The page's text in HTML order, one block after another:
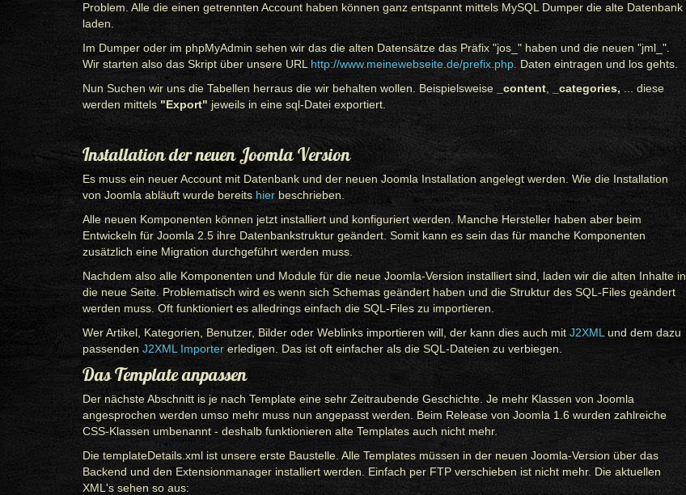
Problem. Alle die einen getrennten Account haben können ganz entspannt mittels MySQL Dumper die alte Datenbank
laden.
Im Dumper oder im phpMyAdmin sehen wir das die alten Datensätze das Präfix "jos_" haben und die neuen "jml_".
Wir starten also das Skript über unsere URL http://www.meinewebseite.de/prefix.php. Daten eintragen und los gehts.
Nun Suchen wir uns die Tabellen herraus die wir behalten wollen. Beispielsweise
_content _categories,
... diese
werden mittels "Export" jeweils in eine sql-Datei exportiert.
Installation der neuen Joomla Version
Es muss ein neuer Account mit Datenbank und der neuen Joomla Installation angelegt werden. Wie die Installation
von Joomla abläuft wurde bereits hier beschrieben.
Alle neuen Komponenten können jetzt installiert und konfiguriert werden. Manche Hersteller haben aber beim
Entwickeln für Joomla 2.5 ihre Datenbankstruktur geändert. Somit kann es sein das für manche Komponenten
zusätzlich eine Migration durchgeführt werden muss.
Nachdem also alle Komponenten und Module für die neue Joomla-Version installiert sind, laden wir die alten Inhalte in
die neue Seite. Problematisch wird es wenn sich Schemas geändert haben und die Struktur des SQL-Files geändert
werden muss. Oft funktioniert es alledrings einfach die SQL-Files zu importieren.
Wer Artikel, Kategorien, Benutzer, Bilder oder Weblinks importieren will, der kann dies auch mit J2XML und dem dazu
passenden J2XML Importer erledigen. Das ist oft einfacher als die SQL-Dateien zu verbiegen.
Das Template anpassen
Der nächste Abschnitt is je nach Template eine sehr Zeitraubende Geschichte. Je mehr Klassen von Joomla
angesprochen werden umso mehr muss nun angepasst werden. Beim Release von Joomla 1.6 wurden zahlreiche
CSS-Klassen umbenannt - deshalb funktionieren alte Templates auch nicht mehr.
Die templateDetails.xml ist unsere erste Baustelle. Alle Templates müssen in der neuen Joomla-Version über das
Backend und den Extensionmanager installiert werden. Einfach per FTP verschieben ist nicht mehr. Die aktuellen
XML's sehen so aus: